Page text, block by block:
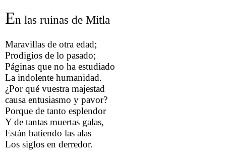
En las ruinas de Mitla
Maravillas de otra edad;
Prodigios de lo pasado;
Páginas que no ha estudiado
La indolente humanidad.
¿Por qué vuestra majestad
causa entusiasmo y pavor?
Porque de tanto esplendor
Y de tantas muertas galas,
Están batiendo las alas
Los siglos en derredor.